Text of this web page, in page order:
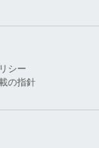
シー
の指針